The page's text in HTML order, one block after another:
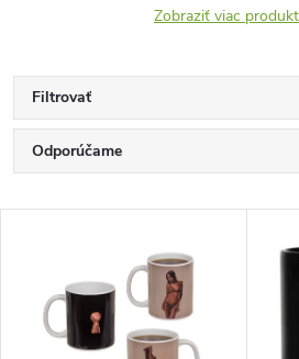
Zobraziť viac
Filtrovať
R
a
Odporúčame
Najpredávanejšie
Abecedne